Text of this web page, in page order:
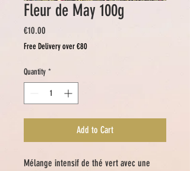
Fleur de May 100g
€10.00
Free Delivery over €80
Quantity *
Add to Cart
Mélange intensif de thé vert avec une